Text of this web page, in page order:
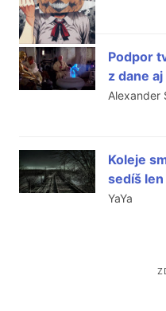
Podpor
z dane
Alexander
Koleje
sedíš
YaYa